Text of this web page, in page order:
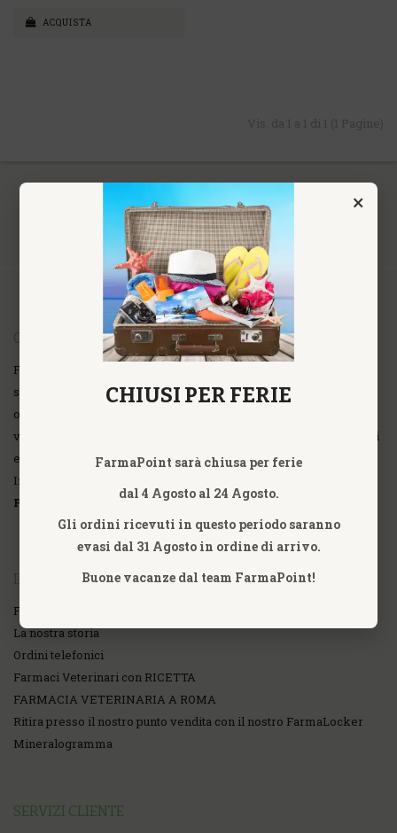
ACQUISTA
CHI SIAMO
FarmaPoint Farmacia Omeopatica Online fondata nell'anno 2007,
specializzata nella commercializzazione al dettaglio, vendita
online di prodotti Omeopatici, Omotossicologici, Farmaci ad uso
veterinario, Sat Terapia, Fitoterapia, Fiori di Bach, Fiori Australiani
e Californiani, Nutripuntura, Prodotti Ayurvedici, Erboristici ed
Integratori Alimentari di tutte le Aziende.
P.iva 09318791002
INFORMAZIONI
FarmaPoint Farmacia omeopatica on line
La nostra storia
Ordini telefonici
Farmaci Veterinari con RICETTA
FARMACIA VETERINARIA A ROMA
Ritira presso il nostro punto vendita con il nostro FarmaLocker
Mineralogramma
SERVIZI CLIENTE
×
CHIUSI PER FERIE
FarmaPoint sarà chiusa per ferie
dal 4 Agosto al 24 Agosto.
Gli ordini ricevuti in questo periodo saranno
evasi dal 31 Agosto in ordine di arrivo.
Buone vacanze dal team FarmaPoint!